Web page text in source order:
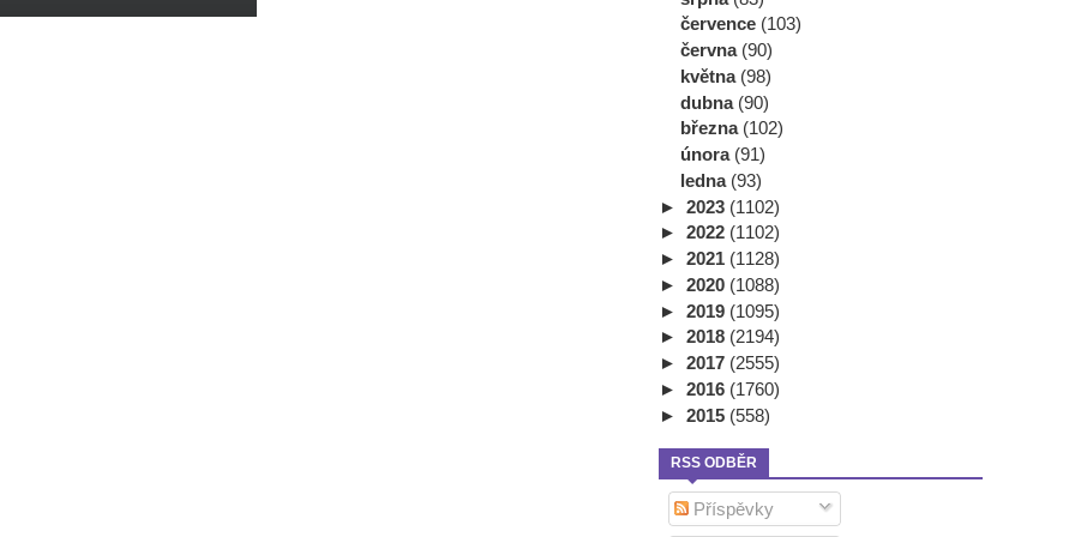
července (103)
června (90)
května (98)
dubna (90)
března (102)
února (91)
ledna (93)
► 2023 (1102)
► 2022 (1102)
► 2021 (1128)
► 2020 (1088)
► 2019 (1095)
► 2018 (2194)
► 2017 (2555)
► 2016 (1760)
► 2015 (558)
RSS ODBĚR
Příspěvky